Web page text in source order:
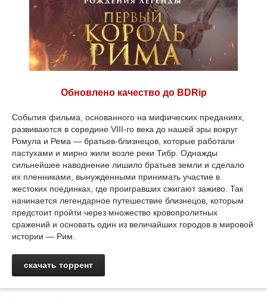
Обновлено качество до BDRip
События фильма, основанного на мифических преданиях,
развиваются в середине VIII-го века до нашей эры вокруг
Ромула и Рема — братьев-близнецов, которые работали
пастухами и мирно жили возле реки Тибр. Однажды
сильнейшее наводнение лишило братьев земли и сделало
их пленниками, вынужденными принимать участие в
жестоких поединках, где проигравших сжигают заживо. Так
начинается легендарное путешествие близнецов, которым
предстоит пройти через множество кровопролитных
сражений и основать один из величайших городов в мировой
истории — Рим.
скачать торрент